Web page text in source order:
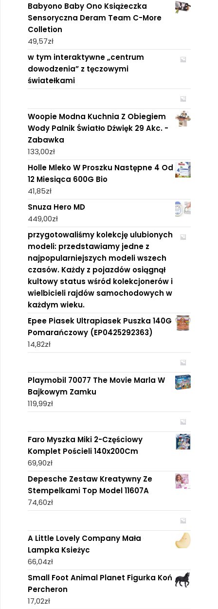
Babyono Baby Ono Książeczka
Sensoryczna Deram Team C-More
Colletion
49,57zł
w tym interaktywne „centrum
dowodzenia” z tęczowymi
światełkami
Woopie Modna Kuchnia Z Obiegiem
Wody Palnik Światło Dźwięk 29 Akc. -
Zabawka
133,00zł
Holle Mleko W Proszku Następne 4 Od
12 Miesiąca 600G Bio
41,85zł
Snuza Hero MD
449,00zł
przygotowaliśmy kolekcję ulubionych
modeli: przedstawiamy jedne z
najpopularniejszych modeli wszech
czasów. Każdy z pojazdów osiągnął
kultowy status wśród kolekcjonerów i
wielbicieli rajdów samochodowych w
każdym wieku.
Epee Piasek Ultrapiasek Puszka 140G
Pomarańczowy (EP0425292363)
14,82zł
Playmobil 70077 The Movie Marla W
Bajkowym Zamku
119,99zł
Faro Myszka Miki 2-Częściowy
Komplet Pościeli 140x200Cm
69,90zł
Depesche Zestaw Kreatywny Ze
Stempelkami Top Model 11607A
74,60zł
A Little Lovely Company Mała
Lampka Ksieżyc
66,04zł
Small Foot Animal Planet Figurka Koń
Percheron
17,02zł